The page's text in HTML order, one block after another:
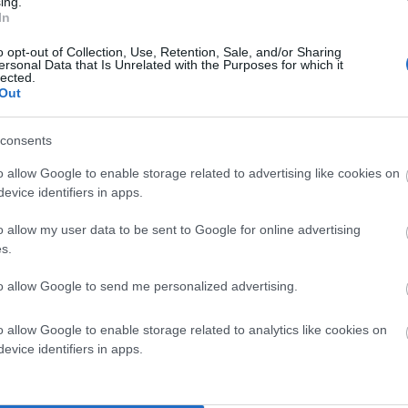
opt-out of Collection, Use, Retention, Sale, and/or Sharing
Data that Is Unrelated with the Purposes for which it
allow Google to enable storage related to advertising like cookies on
identifiers in apps.
allow my user data to be sent to Google for online advertising
allow Google to send me personalized advertising.
allow Google to enable storage related to analytics like cookies on
identifiers in apps.
νησί . Τελικά ποιος διοικεί αυτό το νησί ; Ο κυκλαδαρχης ;
;ποιος ρε παιδιά ;;